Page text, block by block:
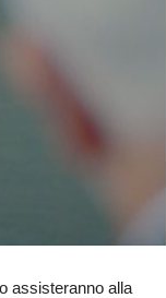
assisteranno alla